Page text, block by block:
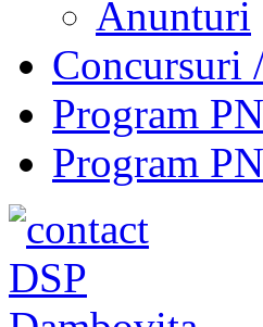
Anunturi
Concursuri
Program
Program